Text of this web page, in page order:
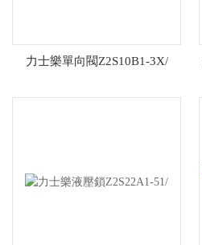
力士樂單向閥Z2S10B1-3X/